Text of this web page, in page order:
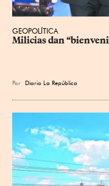
GEOPOLÍTICA
Milicias dan
Por Diario La República